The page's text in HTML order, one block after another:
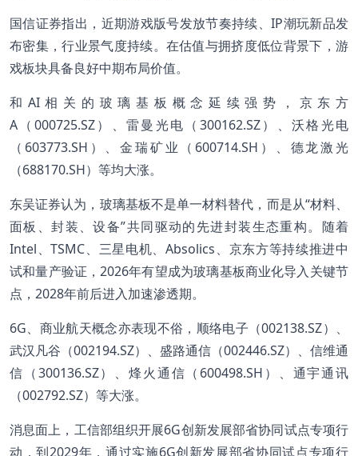
国信证券指出，近期游戏版号发放节奏持续、IP潮玩新品发
布密集，行业景气度持续。在估值与拥挤度低位背景下，游
戏板块具备良好中期布局价值。
和AI相关的玻璃基板概念延续强势，京东方
A（000725.SZ）、雷曼光电（300162.SZ）、沃格光电
（603773.SH）、金瑞矿业（600714.SH）、德龙激光
（688170.SH）等均大涨。
东吴证券认为，玻璃基板不是单一材料替代，而是从“材料、
面板、封装、设备”共同驱动的先进封装生态重构。随着
Intel、TSMC、三星电机、Absolics、京东方等持续推进中
试和量产验证，2026年有望成为玻璃基板商业化导入关键节
点，2028年前后进入加速渗透期。
6G、商业航天概念亦表现不俗，顺络电子（002138.SZ）、
武汉凡谷（002194.SZ）、盛路通信（002446.SZ）、信维通
信（300136.SZ）、烽火通信（600498.SH）、通宇通讯
（002792.SZ）等大涨。
消息面上，工信部组织开展6G创新发展部省协同试点专项行
动，到2029年，通过实施6G创新发展部省协同试点专项行